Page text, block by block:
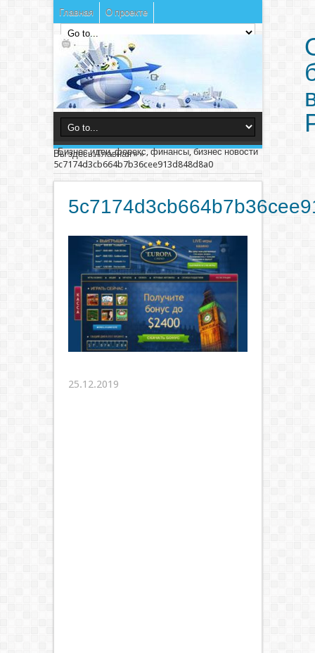
Главная О проекте
Бизнес идеи, форекс, финансы, бизнес новости
Вы здесь:Главная»»
5c7174d3cb664b7b36cee913d848d8a0
25.12.2019